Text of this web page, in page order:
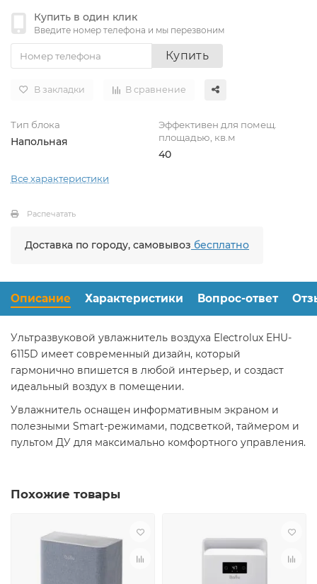
Купить в один клик
Введите номер телефона и мы перезвоним
Купить
В закладки В сравнение
Тип блока
Напольная
Эффективен для помещ.
площадью, кв.м
40
Все характеристики
Распечатать
Доставка по городу, самовывоз бесплатно
Описание Характеристики Вопрос-ответ
Ультразвуковой увлажнитель воздуха Electrolux EHU-
6115D имеет современный дизайн, который
гармонично впишется в любой интерьер, и создаст
идеальный воздух в помещении.
Увлажнитель оснащен информативным экраном и
полезными Smart-режимами, подсветкой, таймером и
пультом ДУ для максимально комфортного управления.
Похожие товары